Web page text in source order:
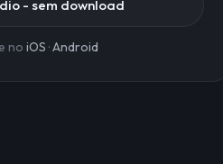
- sem download
no iOS ·Android